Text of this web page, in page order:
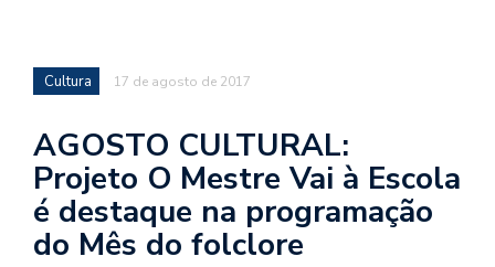
Cultura 17 de agosto de 2017
AGOSTO CULTURAL:
Projeto O Mestre Vai à Escola
é destaque na programação
do Mês do folclore